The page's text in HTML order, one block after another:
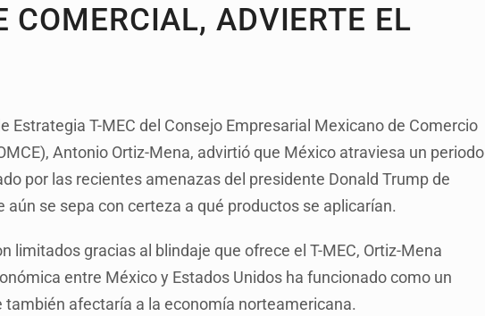
COMERCIAL, ADVIERTE EL
Estrategia T-MEC del Consejo Empresarial Mexicano de Comercio
Antonio Ortiz-Mena, advirtió que México atraviesa un periodo
por las recientes amenazas del presidente Donald Trump de
aún se sepa con certeza a qué productos se aplicarían.
limitados gracias al blindaje que ofrece el T-MEC, Ortiz-Mena
entre México y Estados Unidos ha funcionado como un
afectaría a la economía norteamericana.